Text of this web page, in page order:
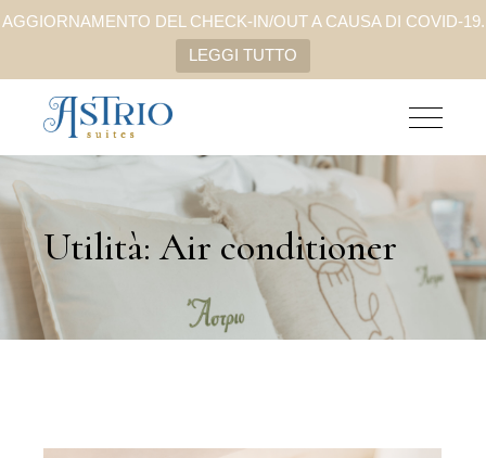
AGGIORNAMENTO DEL CHECK-IN/OUT A CAUSA DI COVID-19.
LEGGI TUTTO
Utilità: Air conditioner